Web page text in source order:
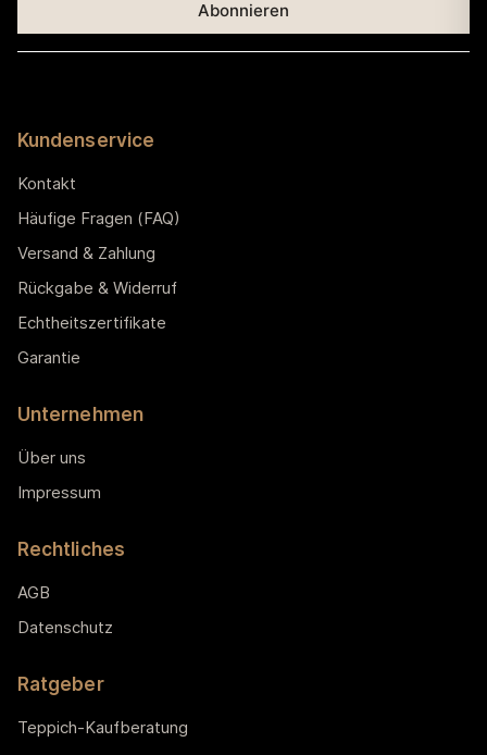
Kundenservice
Kontakt
Häufige Fragen (FAQ)
Versand & Zahlung
Rückgabe & Widerruf
Echtheitszertifikate
Garantie
Unternehmen
Über uns
Impressum
Rechtliches
AGB
Datenschutz
Ratgeber
Teppich-Kaufberatung